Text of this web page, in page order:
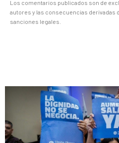
Los comentarios publicados son de
autores y las consecuencias derivadas
sanciones legales.